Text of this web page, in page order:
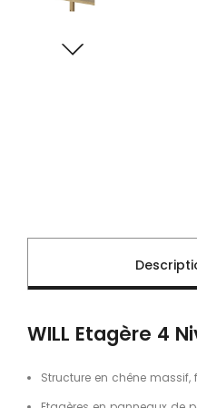
WILL Etagère 4
Structure en chêne